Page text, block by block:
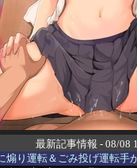
最新記事情報 - 08/08
煽り運転＆ごみ投げ運転手